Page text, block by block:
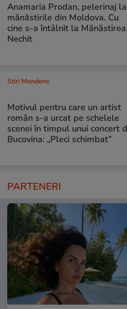
Anamaria Prodan, pelerinaj la
mănăstirile din Moldova. Cu
cine s-a întâlnit la Mănăstirea
Nechit
Stiri Mondene
Motivul pentru care un artist
român s-a urcat pe schelele
scenei în timpul unui concert
Bucovina: „Pleci schimbat”
PARTENERI